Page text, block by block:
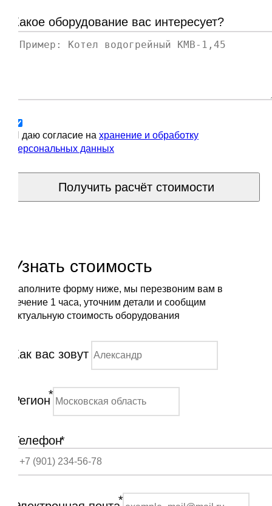
Какое оборудование вас интересует?
Я даю согласие на хранение и обработку
персональных данных
Получить расчёт стоимости
Узнать стоимость
Заполните форму ниже, мы перезвоним вам в
течение 1 часа, уточним детали и сообщим
актуальную стоимость оборудования
Как вас зовут
Регион*
Телефон*
*